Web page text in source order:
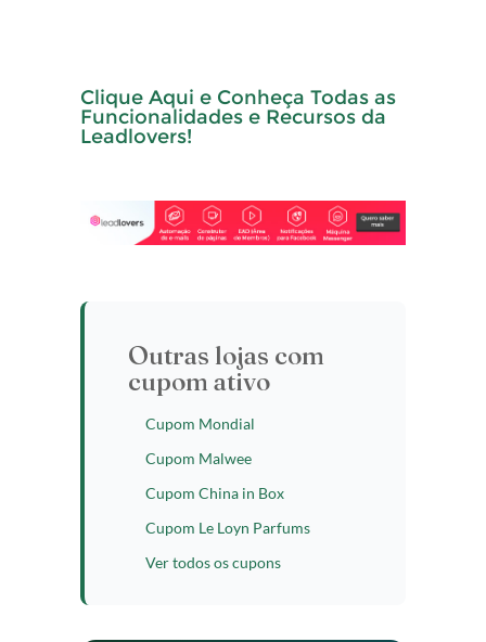
Clique Aqui e Conheça Todas as
Funcionalidades e Recursos da
Leadlovers!
Outras lojas com
cupom ativo
Cupom Mondial
Cupom Malwee
Cupom China in Box
Cupom Le Loyn Parfums
Ver todos os cupons